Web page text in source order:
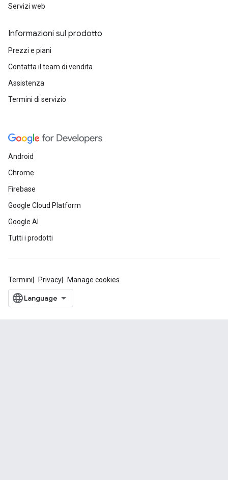
Servizi web
Informazioni sul prodotto
Prezzi e piani
Contatta il team di vendita
Assistenza
Termini di servizio
Android
Chrome
Firebase
Google Cloud Platform
Google AI
Tutti i prodotti
Termini Privacy Manage cookies